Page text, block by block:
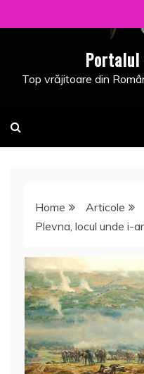
to
Top vrăjitoare din
Home
Articole
Plevna, locul unde i-